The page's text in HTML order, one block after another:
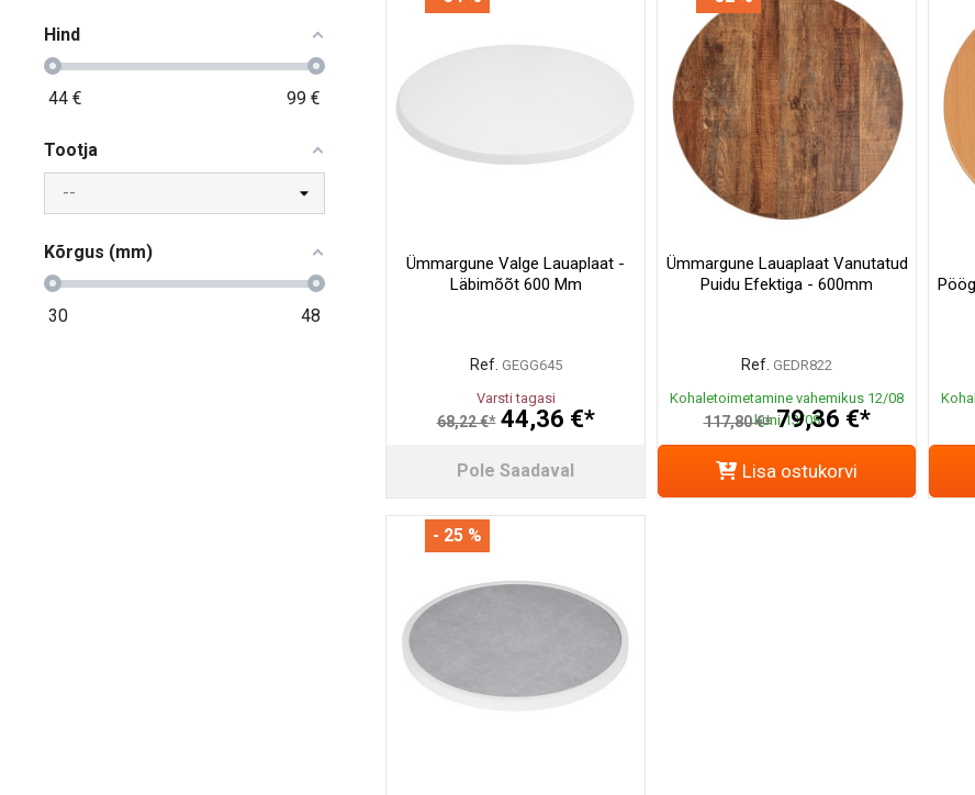
Hind
44 € 99 €
Tootja
Kõrgus (mm)
30 48
Ümmargune Valge Lauaplaat -
Läbimõõt 600 Mm
Ref. GEGG645
Varsti tagasi
68,22 €* 44,36 €*
Pole Saadaval
Ümmargune Lauaplaat Vanutatud
Puidu Efektiga - 600mm
Ref. GEDR822
Kohaletoimetamine vahemikus 12/08
kuni 13/08
117,80 €* 79,36 €*
Lisa ostukorvi
- 25 %